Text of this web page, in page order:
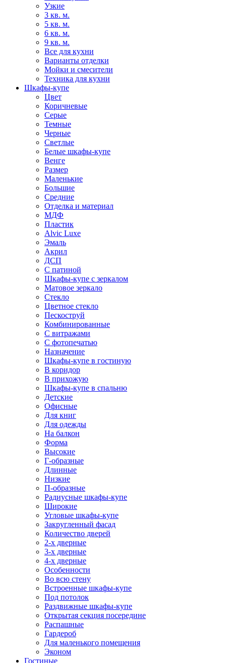
Узкие
3 кв. м.
5 кв. м.
6 кв. м.
9 кв. м.
Все для кухни
Варианты отделки
Мойки и смесители
Техника для кухни
Шкафы-купе
Цвет
Коричневые
Серые
Темные
Черные
Светлые
Белые шкафы-купе
Венге
Размер
Маленькие
Большие
Средние
Отделка и материал
МДФ
Пластик
Alvic Luxe
Эмаль
Акрил
ДСП
С патиной
Шкафы-купе с зеркалом
Матовое зеркало
Стекло
Цветное стекло
Пескоструй
Комбинированные
С витражами
С фотопечатью
Назначение
Шкафы-купе в гостиную
В коридор
В прихожую
Шкафы-купе в спальню
Детские
Офисные
Для книг
Для одежды
На балкон
Форма
Высокие
Г-образные
Длинные
Низкие
П-образные
Радиусные шкафы-купе
Широкие
Угловые шкафы-купе
Закругленный фасад
Количество дверей
2-х дверные
3-х дверные
4-х дверные
Особенности
Во всю стену
Встроенные шкафы-купе
Под потолок
Раздвижные шкафы-купе
Открытая секция посередине
Распашные
Гардероб
Для маленького помещения
Эконом
Гостиные